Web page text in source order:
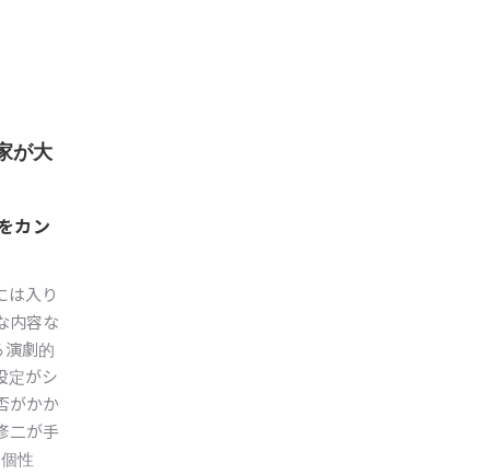
が大
カン
は入り
内容な
演劇的
定がシ
がかか
二が手
性